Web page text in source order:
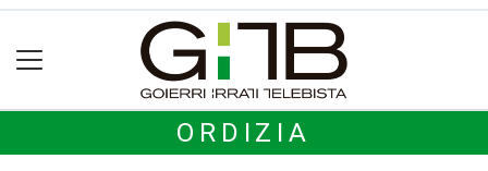
ORDIZIA